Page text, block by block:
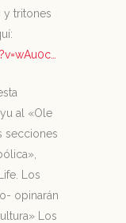
y tritones
al «Ole
secciones
Los
opinarán
Los